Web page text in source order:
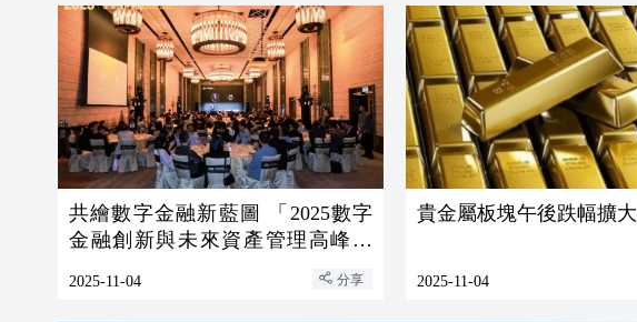
共繪數字金融新藍圖 「2025數字
金融創新與未來資產管理高峰論
2025-11-04 分享
貴金屬板塊午後跌幅擴大
2025-11-04